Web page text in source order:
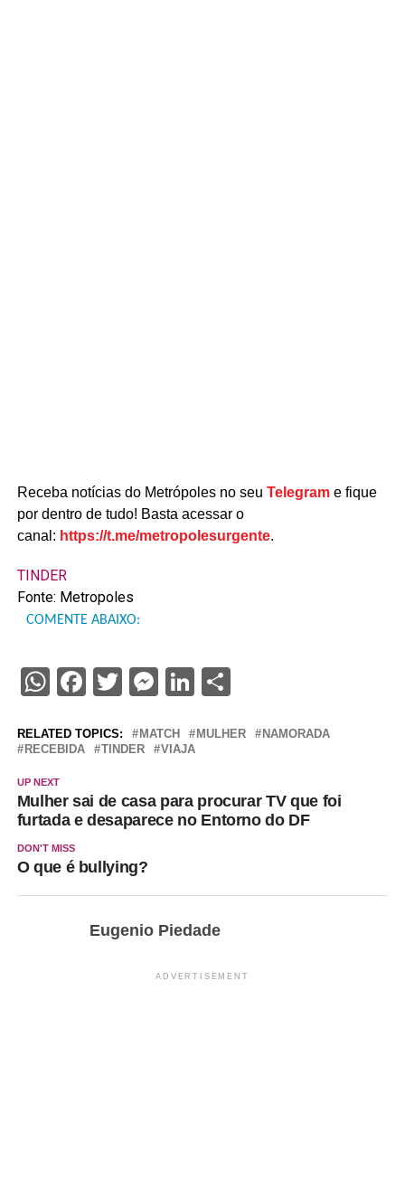
Receba notícias do Metrópoles no seu Telegrame fique
por dentro de tudo! Basta acessar o
canal: https://t.me/metropolesurgente.
TINDER
Fonte: Metropoles
COMENTE ABAIXO:
WhatsApp
Facebook
Twitter
Messenger
LinkedIn
Share
RELATED TOPICS: MATCH MULHER
NAMORADA
RECEBIDA
TINDER VIAJA
UP NEXT
Mulher sai de casa para procurar TV que foi
furtada e desaparece no Entorno do DF
DON'T MISS
O que é bullying?
Eugenio Piedade
ADVERTISEMENT